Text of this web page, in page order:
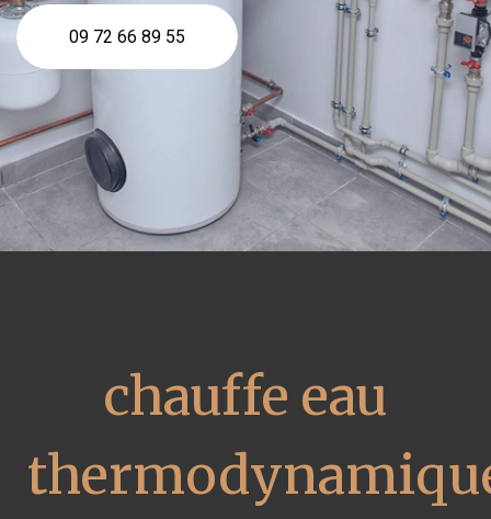
09 72 66 89 55
chauffe eau